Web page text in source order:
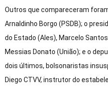
Outros que compareceram
Arnaldinho Borgo (PSDB); o
do Estado (Ales), Marcelo
Messias Donato (União); e o
dois últimos, bolsonaristas
Diego CTVV, instrutor do